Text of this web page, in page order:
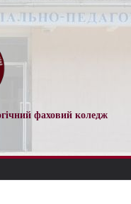
фаховий коледж